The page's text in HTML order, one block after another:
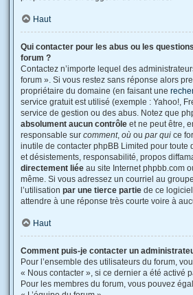
Haut
Qui contacter pour les abus ou les
forum ?
Contactez n’importe lequel des
forum ». Si vous restez sans réponse alors
propriétaire du domaine (en faisant une
service gratuit est utilisé (exemple : Yahoo!,
service de gestion ou des abus. Notez que
absolument aucun contrôle et ne peut être,
responsable sur comment, où ou par qui ce
inutile de contacter phpBB Limited pour toute
et désistements, responsabilité, propos
directement liée au site Internet phpbb.com
même. Si vous adressez un courriel au
l’utilisation par une tierce partie de ce
attendre à une réponse très courte voire à
Haut
Comment puis-je contacter un
Pour l’ensemble des utilisateurs du forum,
« Nous contacter », si ce dernier a été activé
Pour les membres du forum, vous pouvez